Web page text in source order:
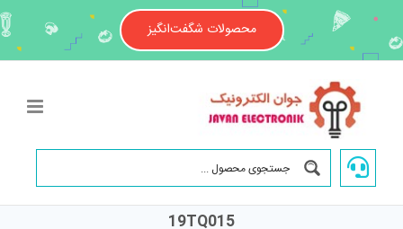
content
محصولات شگفت‌انگیز
19TQ015